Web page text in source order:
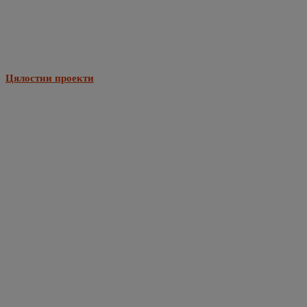
Цялостни проекти